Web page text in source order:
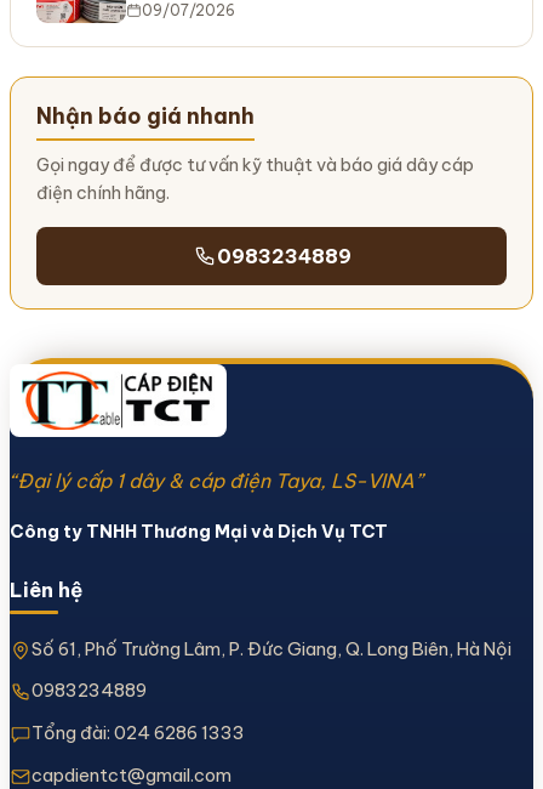
09/07/2026
Nhận báo giá nhanh
Gọi ngay để được tư vấn kỹ thuật và báo giá dây cáp
điện chính hãng.
0983234889
“Đại lý cấp 1 dây & cáp điện Taya, LS-VINA”
Công ty TNHH Thương Mại và Dịch Vụ TCT
Liên hệ
Số 61, Phố Trường Lâm, P. Đức Giang, Q. Long Biên, Hà Nội
0983234889
Tổng đài: 024 6286 1333
capdientct@gmail.com